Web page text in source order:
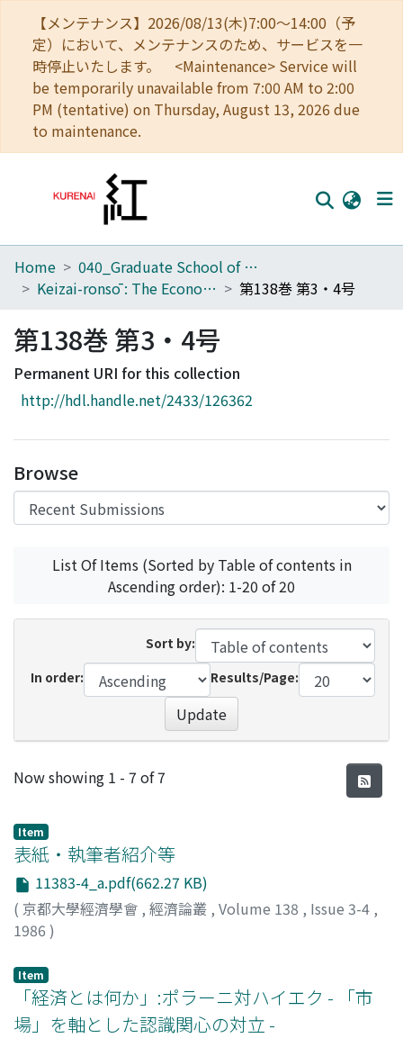
【メンテナンス】2026/08/13(木)7:00～14:00（予
定）において、メンテナンスのため、サービスを一
時停止いたします。 <Maintenance> Service will
be temporarily unavailable from 7:00 AM to 2:00
PM (tentative) on Thursday, August 13, 2026 due
to maintenance.
Home
Browse
Download Ranking
Access Statistics
Home
040_Graduate School of Economics
Keizai-ronsō : The Economic Review
第138巻 第3・4号
第138巻 第3・4号
Permanent URI for this collection
http://hdl.handle.net/2433/126362
Browse
List Of Items (Sorted by Table of contents in
Ascending order): 1-20 of 20
Sort by:
In order:
Results/Page:
Update
Recent Submissions
Now showing 1 - 7 of 7
Item
表紙・執筆者紹介等
11383-4_a.pdf(662.27 KB)
( 京都大學經濟學會 , 經濟論叢 , Volume 138 , Issue 3-4 ,
1986 )
Item
「経済とは何か」:ポラーニ対ハイエク - 「市
場」を軸とした認識関心の対立 -